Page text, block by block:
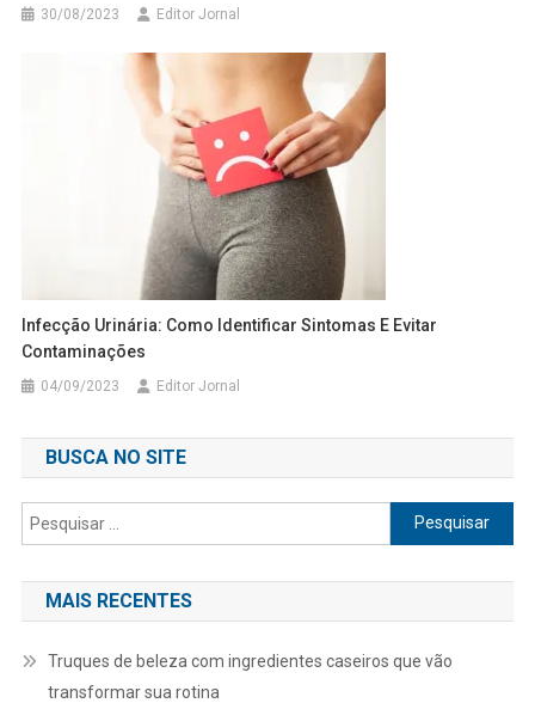
30/08/2023 Editor Jornal
Infecção Urinária: Como Identificar Sintomas E Evitar
Contaminações
04/09/2023 Editor Jornal
BUSCA NO SITE
Pesquisar
por:
MAIS RECENTES
Truques de beleza com ingredientes caseiros que vão
transformar sua rotina